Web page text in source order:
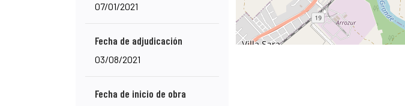
07/01/2021
Fecha de adjudicación
03/08/2021
Fecha de inicio de obra